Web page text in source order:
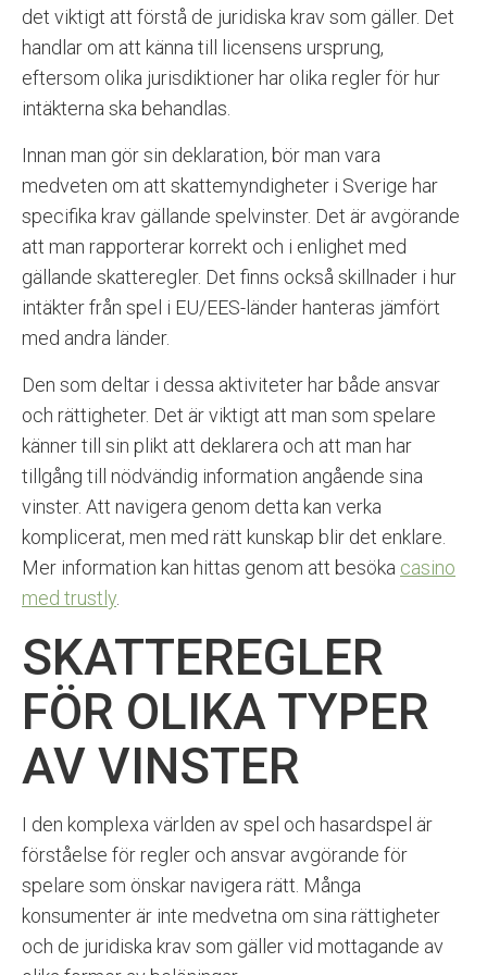
det viktigt att förstå de juridiska krav som gäller. Det
handlar om att känna till licensens ursprung,
eftersom olika jurisdiktioner har olika regler för hur
intäkterna ska behandlas.
Innan man gör sin deklaration, bör man vara
medveten om att skattemyndigheter i Sverige har
specifika krav gällande spelvinster. Det är avgörande
att man rapporterar korrekt och i enlighet med
gällande skatteregler. Det finns också skillnader i hur
intäkter från spel i EU/EES-länder hanteras jämfört
med andra länder.
Den som deltar i dessa aktiviteter har både ansvar
och rättigheter. Det är viktigt att man som spelare
känner till sin plikt att deklarera och att man har
tillgång till nödvändig information angående sina
vinster. Att navigera genom detta kan verka
komplicerat, men med rätt kunskap blir det enklare.
Mer information kan hittas genom att besöka casino
med trustly
SKATTEREGLER
FÖR OLIKA TYPER
AV VINSTER
I den komplexa världen av spel och hasardspel är
förståelse för regler och ansvar avgörande för
spelare som önskar navigera rätt. Många
konsumenter är inte medvetna om sina rättigheter
och de juridiska krav som gäller vid mottagande av